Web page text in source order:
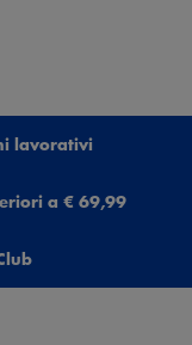
lavorativi
a € 69,99